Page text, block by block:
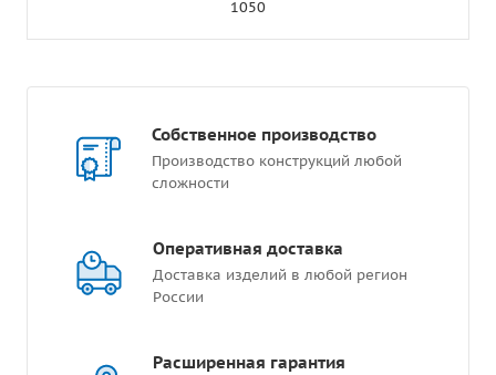
1050
Собственное производство
Производство конструкций любой
сложности
Оперативная доставка
Доставка изделий в любой регион
России
Расширенная гарантия